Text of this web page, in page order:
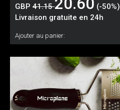
GBP 41.1520.60 (-50%)
Livraison gratuite en 24h
Ajouter au panier: